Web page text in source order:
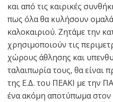
και από τις καιρικές
πως όλα θα κυλήσουν
καλοκαιριού. Ζητάμε την
χρησιμοποιούν τις
χώρους άθλησης και
ταλαιπωρία τους, θα είναι
της Ε.Δ. του ΠΕΑΚΙ με την
ένα ακόμη αποτύπωμα στον